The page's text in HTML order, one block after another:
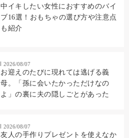
中イキしたい女性におすすめのバイ
ブ16選！おもちゃの選び方や注意点
も紹介
2026/08/07
お迎えのたびに現れては逃げる義
母。「孫に会いたかっただけなの
よ」の裏に夫の隠しごとがあった
2026/08/07
友人の手作りプレゼントを使えなか